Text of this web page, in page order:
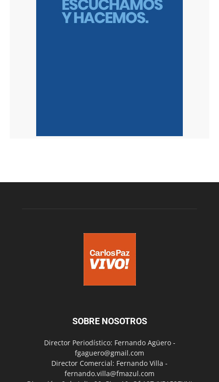
SOBRE NOSOTROS
Director Periodístico: Fernando Agüero -
fgaguero@gmail.com
Director Comercial: Fernando Villa -
fernando.villa@fmazul.com